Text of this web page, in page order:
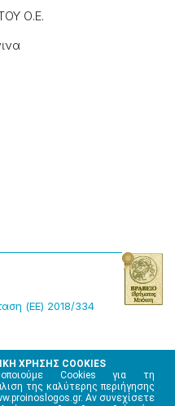
ΧΡΗΣΗΣ COOKIES
Cookies για τη
της καλύτερης περιήγησης
Αν συνεχίσετε
Ο.Ε.
(ΕΕ) 2018/334
Μ.Η.Τ. 220242